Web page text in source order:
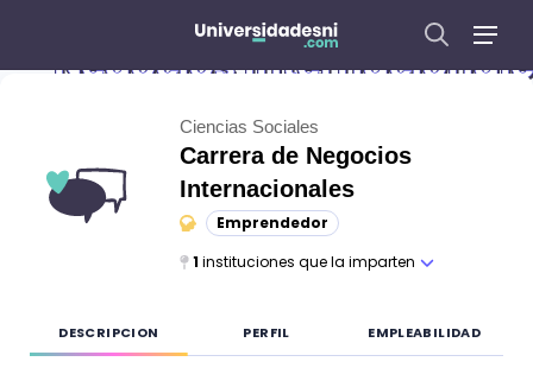
Negocios
Ciencias Sociales
Carrera de Negocios
Internacionales
Emprendedor
1 instituciones que la imparten
DESCRIPCION PERFIL EMPLEABILIDAD